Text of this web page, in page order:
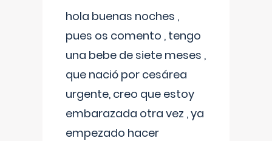
hola buenas noches ,
pues os comento , tengo
una bebe de siete meses ,
que nació por cesárea
urgente, creo que estoy
embarazada otra vez , ya
empezado hacer